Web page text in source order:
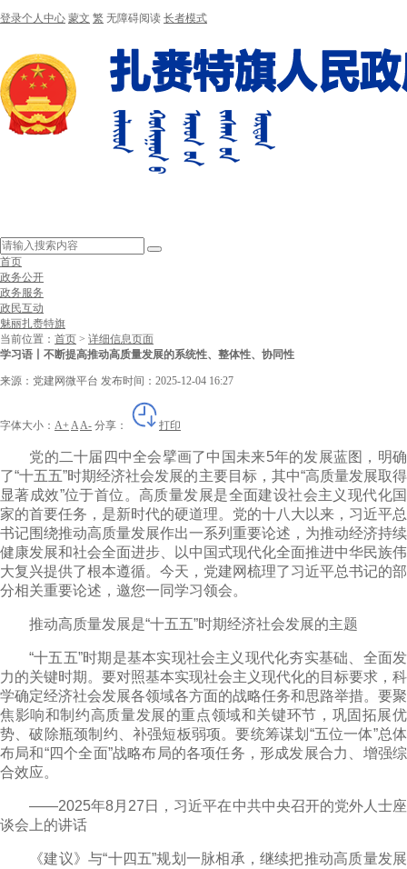
登录个人中心 蒙文 繁 无障碍阅读 长者模式
首页
政务公开
政务服务
政民互动
魅丽扎赉特旗
当前位置： 首页 > 详细信息页面
学习语丨不断提高推动高质量发展的系统性、整体性、协同性
来源：党建网微平台 发布时间：2025-12-04 16:27
字体大小： A+ AA- 分享： 打印
党的二十届四中全会擘画了中国未来5年的发展蓝图，明确
了“十五五”时期经济社会发展的主要目标，其中“高质量发展取得
显著成效”位于首位。高质量发展是全面建设社会主义现代化国
家的首要任务，是新时代的硬道理。党的十八大以来，习近平总
书记围绕推动高质量发展作出一系列重要论述，为推动经济持续
健康发展和社会全面进步、以中国式现代化全面推进中华民族伟
大复兴提供了根本遵循。 今天，党建网梳理了习近平总书记的部
分相关重要论述，邀您一同学习领会。
推动高质量发展是“十五五”时期经济社会发展的主题
“十五五”时期是基本实现社会主义现代化夯实基础、全面发
力的关键时期。要对照基本实现社会主义现代化的目标要求，科
学确定经济社会发展各领域各方面的战略任务和思路举措。要聚
焦影响和制约高质量发展的重点领域和关键环节，巩固拓展优
势、破除瓶颈制约、补强短板弱项。要统筹谋划“五位一体”总体
布局和“四个全面”战略布局的各项任务，形成发展合力、增强综
合效应。
——2025年8月27日，习近平在中共中央召开的党外人士座
谈会上的讲话
《建议》与“十四五”规划一脉相承，继续把推动高质量发展